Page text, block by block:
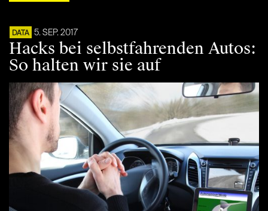
DATA 5. SEP. 2017
Hacks bei selbstfahrenden Autos:
So halten wir sie auf